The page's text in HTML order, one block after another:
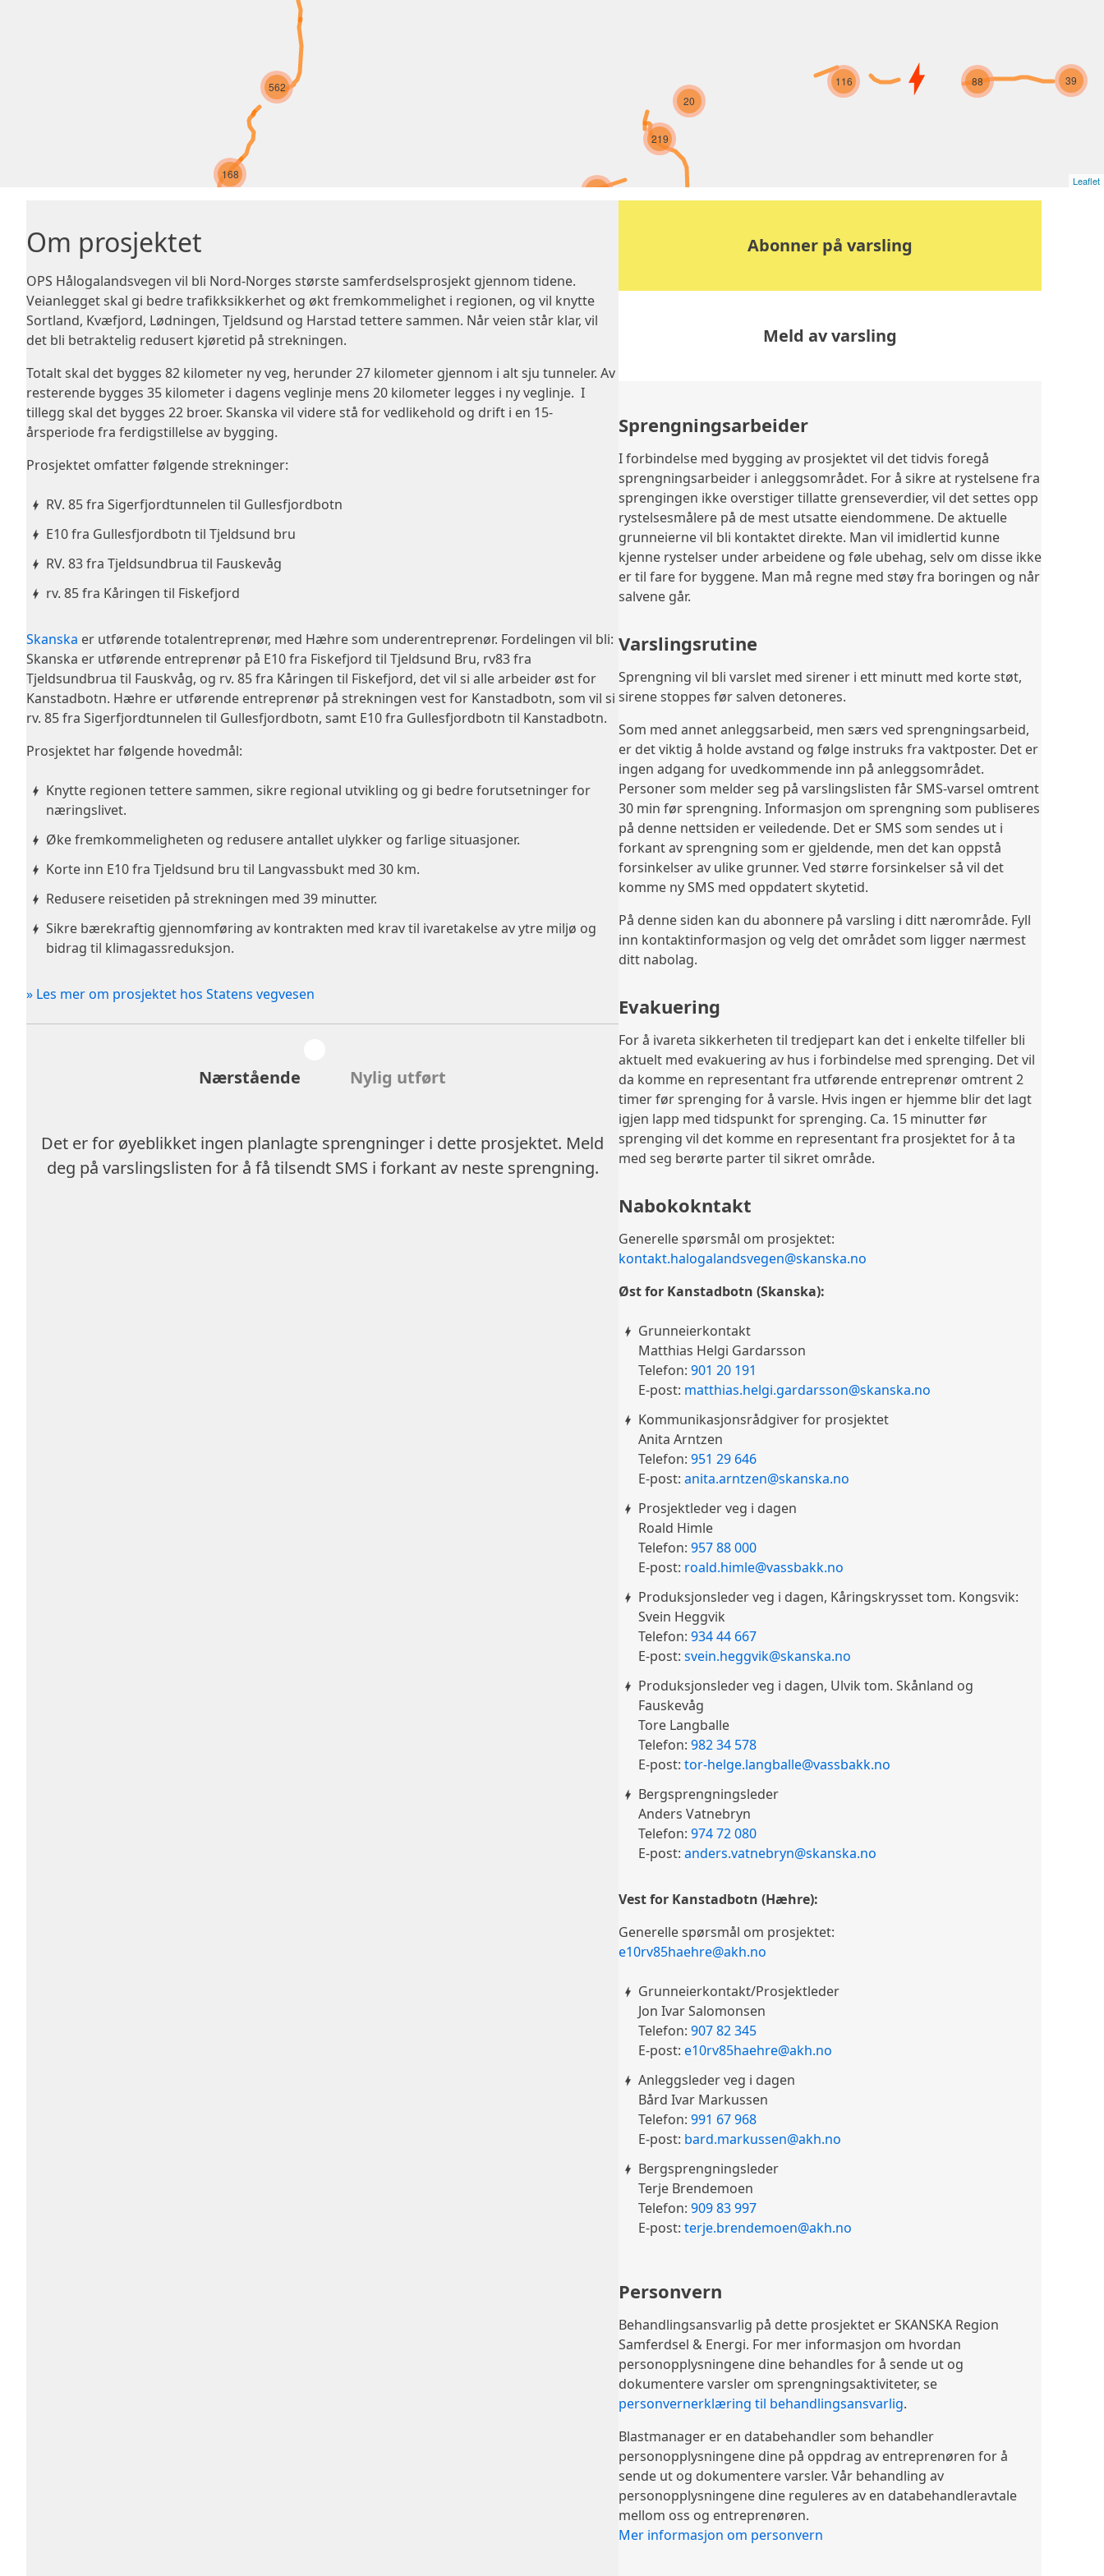
32
20
88 39
116
168
562
219
Leaflet
Om prosjektet
OPS Hålogalandsvegen vil bli Nord-Norges største samferdselsprosjekt gjennom tidene.
Veianlegget skal gi bedre trafikksikkerhet og økt fremkommelighet i regionen, og vil knytte
Sortland, Kvæfjord, Lødningen, Tjeldsund og Harstad tettere sammen. Når veien står klar, vil
det bli betraktelig redusert kjøretid på strekningen.
Totalt skal det bygges 82 kilometer ny veg, herunder 27 kilometer gjennom i alt sju tunneler. Av
resterende bygges 35 kilometer i dagens veglinje mens 20 kilometer legges i ny veglinje. I
tillegg skal det bygges 22 broer. Skanska vil videre stå for vedlikehold og drift i en 15-
årsperiode fra ferdigstillelse av bygging.
Prosjektet omfatter følgende strekninger:
RV. 85 fra Sigerfjordtunnelen til Gullesfjordbotn
E10 fra Gullesfjordbotn til Tjeldsund bru
RV. 83 fra Tjeldsundbrua til Fauskevåg
rv. 85 fra Kåringen til Fiskefjord
Skanska er utførende totalentreprenør, med Hæhre som underentreprenør. Fordelingen vil bli:
Skanska er utførende entreprenør på E10 fra Fiskefjord til Tjeldsund Bru, rv83 fra
Tjeldsundbrua til Fauskvåg, og rv. 85 fra Kåringen til Fiskefjord, det vil si alle arbeider øst for
Kanstadbotn. Hæhre er utførende entreprenør på strekningen vest for Kanstadbotn, som vil si
rv. 85 fra Sigerfjordtunnelen til Gullesfjordbotn, samt E10 fra Gullesfjordbotn til Kanstadbotn.
Prosjektet har følgende hovedmål:
Knytte regionen tettere sammen, sikre regional utvikling og gi bedre forutsetninger for
næringslivet.
Øke fremkommeligheten og redusere antallet ulykker og farlige situasjoner.
Korte inn E10 fra Tjeldsund bru til Langvassbukt med 30 km.
Redusere reisetiden på strekningen med 39 minutter.
Sikre bærekraftig gjennomføring av kontrakten med krav til ivaretakelse av ytre miljø og
bidrag til klimagassreduksjon.
» Les mer om prosjektet hos Statens vegvesen
Nærstående Nylig utført
Det er for øyeblikket ingen planlagte sprengninger i dette prosjektet. Meld
deg på varslingslisten for å få tilsendt SMS i forkant av neste sprengning.
Sprengningsarbeider
I forbindelse med bygging av prosjektet vil det tidvis foregå
sprengningsarbeider i anleggsområdet. For å sikre at rystelsene fra
sprengingen ikke overstiger tillatte grenseverdier, vil det settes opp
rystelsesmålere på de mest utsatte eiendommene. De aktuelle
grunneierne vil bli kontaktet direkte. Man vil imidlertid kunne
kjenne rystelser under arbeidene og føle ubehag, selv om disse ikke
er til fare for byggene. Man må regne med støy fra boringen og når
salvene går.
Varslingsrutine
Sprengning vil bli varslet med sirener i ett minutt med korte støt,
sirene stoppes før salven detoneres.
Som med annet anleggsarbeid, men særs ved sprengningsarbeid,
er det viktig å holde avstand og følge instruks fra vaktposter. Det er
ingen adgang for uvedkommende inn på anleggsområdet.
Personer som melder seg på varslingslisten får SMS-varsel omtrent
30 min før sprengning. Informasjon om sprengning som publiseres
på denne nettsiden er veiledende. Det er SMS som sendes ut i
forkant av sprengning som er gjeldende, men det kan oppstå
forsinkelser av ulike grunner. Ved større forsinkelser så vil det
komme ny SMS med oppdatert skytetid.
På denne siden kan du abonnere på varsling i ditt nærområde. Fyll
inn kontaktinformasjon og velg det området som ligger nærmest
ditt nabolag.
Evakuering
For å ivareta sikkerheten til tredjepart kan det i enkelte tilfeller bli
aktuelt med evakuering av hus i forbindelse med sprenging. Det vil
da komme en representant fra utførende entreprenør omtrent 2
timer før sprenging for å varsle. Hvis ingen er hjemme blir det lagt
igjen lapp med tidspunkt for sprenging. Ca. 15 minutter før
sprenging vil det komme en representant fra prosjektet for å ta
med seg berørte parter til sikret område.
Nabokokntakt
Generelle spørsmål om prosjektet:
kontakt.halogalandsvegen@skanska.no
Øst for Kanstadbotn (Skanska):
Grunneierkontakt
Matthias Helgi Gardarsson
Telefon: 901 20 191
E-post: matthias.helgi.gardarsson@skanska.no
Kommunikasjonsrådgiver for prosjektet
Anita Arntzen
Telefon: 951 29 646
E-post: anita.arntzen@skanska.no
Prosjektleder veg i dagen
Roald Himle
Telefon: 957 88 000
E-post: roald.himle@vassbakk.no
Produksjonsleder veg i dagen, Kåringskrysset tom. Kongsvik:
Svein Heggvik
Telefon: 934 44 667
E-post: svein.heggvik@skanska.no
Produksjonsleder veg i dagen, Ulvik tom. Skånland og
Fauskevåg
Tore Langballe
Telefon: 982 34 578
E-post: tor-helge.langballe@vassbakk.no
Bergsprengningsleder
Anders Vatnebryn
Telefon: 974 72 080
E-post: anders.vatnebryn@skanska.no
Vest for Kanstadbotn (Hæhre):
Generelle spørsmål om prosjektet:
e10rv85haehre@akh.no
Grunneierkontakt/Prosjektleder
Jon Ivar Salomonsen
Telefon: 907 82 345
E-post: e10rv85haehre@akh.no
Anleggsleder veg i dagen
Bård Ivar Markussen
Telefon: 991 67 968
E-post: bard.markussen@akh.no
Bergsprengningsleder
Terje Brendemoen
Telefon: 909 83 997
E-post: terje.brendemoen@akh.no
Personvern
Behandlingsansvarlig på dette prosjektet er SKANSKA Region
Samferdsel & Energi. For mer informasjon om hvordan
personopplysningene dine behandles for å sende ut og
dokumentere varsler om sprengningsaktiviteter, se
personvernerklæring til behandlingsansvarlig.
Blastmanager er en databehandler som behandler
personopplysningene dine på oppdrag av entreprenøren for å
sende ut og dokumentere varsler. Vår behandling av
personopplysningene dine reguleres av en databehandleravtale
mellom oss og entreprenøren.
Mer informasjon om personvern
Abonner på varsling
Meld av varsling